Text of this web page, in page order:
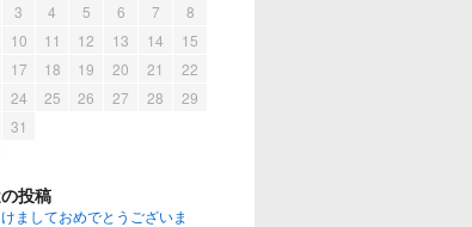
3 4 5 6 7
8
10 11 12 13 14
15
17 18 19 20 21
22
24 25 26 27 28
29
31
投稿
ましておめでとうございま